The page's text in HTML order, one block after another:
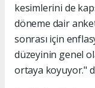
kesimlerini de
döneme dair
sonrası için
düzeyinin genel
ortaya koyuyor."